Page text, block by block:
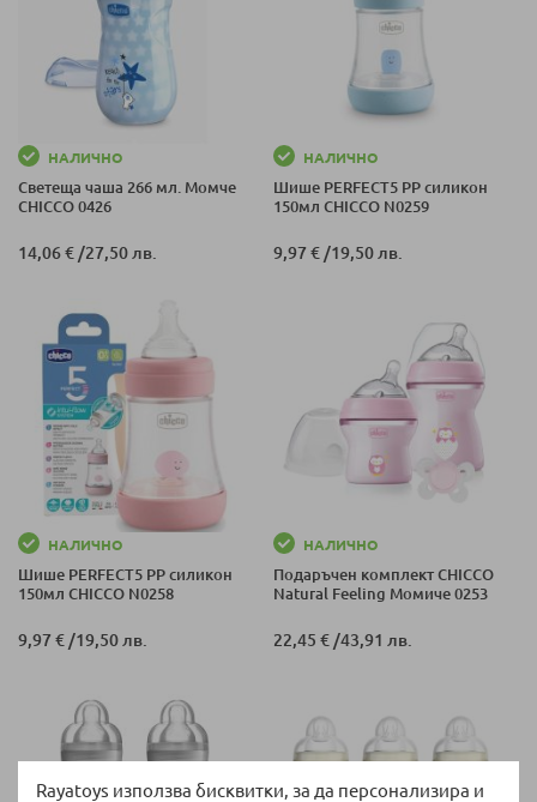
Rayatoys използва бисквитки, за да персонализира и
НАЛИЧНО
Светеща чаша 266 мл. Момче
CHICCO 0426
14,06 € /27,50 лв.
НАЛИЧНО
Шише PERFECT5 PP силикон
150мл CHICCO N0259
9,97 € /19,50 лв.
НАЛИЧНО
Шише PERFECT5 PP силикон
150мл CHICCO N0258
9,97 € /19,50 лв.
НАЛИЧНО
Подаръчен комплект CHICCO
Natural Feeling Момиче 0253
22,45 € /43,91 лв.